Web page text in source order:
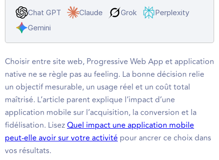
Chat GPT Claude Grok
Perplexity
Gemini
Choisir entre site web, Progressive Web App et application
native ne se règle pas au feeling. La bonne décision relie
un objectif mesurable, un usage réel et un coût total
maîtrisé. L’article parent explique l’impact d’une
application mobile sur l’acquisition, la conversion et la
fidélisation. LisezQuel impact une application mobile
peut-elle avoir sur votre activité pour ancrer ce choix dans
vos résultats.